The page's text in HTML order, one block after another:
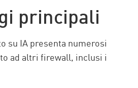
principali
su IA presenta numerosi
ad altri firewall, inclusi i